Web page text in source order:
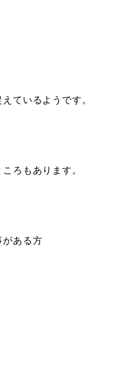
ているようです。
ろもあります。
がある方